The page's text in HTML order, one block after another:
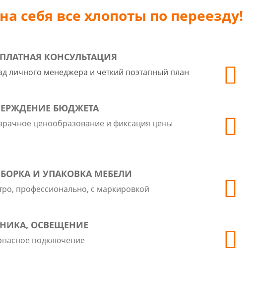
себя все хлопоты по переезду!
КОНСУЛЬТАЦИЯ
личного менеджера и четкий поэтапный план
БЮДЖЕТА
ценообразование и фиксация цены
И УПАКОВКА МЕБЕЛИ
профессионально, с маркировкой
ОСВЕЩЕНИЕ
подключение